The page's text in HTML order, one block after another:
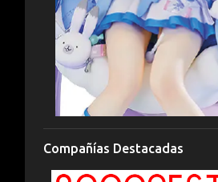
Compañías Destacadas